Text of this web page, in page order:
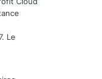
Le